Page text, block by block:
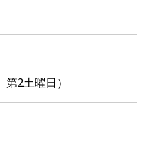
2土曜日）